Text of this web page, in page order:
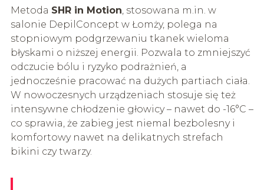
Metoda SHR in Motion, stosowana m.in. w
salonie DepilConcept w Łomży, polega na
stopniowym podgrzewaniu tkanek wieloma
błyskami o niższej energii. Pozwala to zmniejszyć
odczucie bólu i ryzyko podrażnień, a
jednocześnie pracować na dużych partiach ciała.
W nowoczesnych urządzeniach stosuje się też
intensywne chłodzenie głowicy – nawet do -16°C –
co sprawia, że zabieg jest niemal bezbolesny i
komfortowy nawet na delikatnych strefach
bikini czy twarzy.